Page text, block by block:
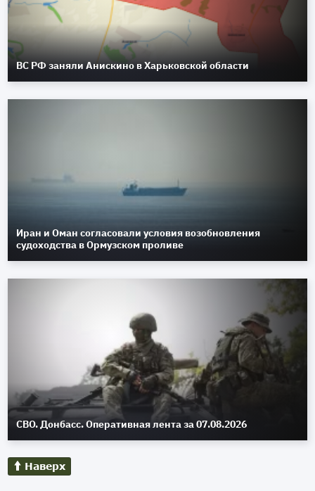
ВС РФ заняли Анискино в Харьковской области
Иран и Оман согласовали условия возобновления
судоходства в Ормузском проливе
СВО. Донбасс. Оперативная лента за 07.08.2026
Наверх